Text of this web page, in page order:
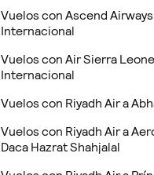
Vuelos con Ascend
Internacional
Vuelos con Air Sierra
Internacional
Vuelos con Riyadh Air a
Vuelos con Riyadh Air a
Daca Hazrat Shahjalal